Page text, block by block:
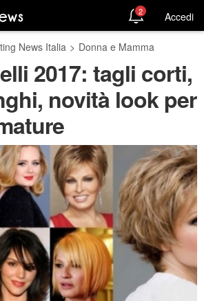
2 Accedi
News Italia > Donna e Mamma
2017: tagli corti,
novità look per